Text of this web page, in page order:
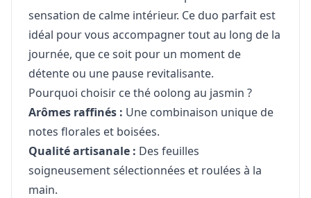
sensation de calme intérieur. Ce duo parfait est
idéal pour vous accompagner tout au long de la
journée, que ce soit pour un moment de
détente ou une pause revitalisante.
Pourquoi choisir ce thé oolong au jasmin ?
Arômes raffinés : Une combinaison unique de
notes florales et boisées.
Qualité artisanale : Des feuilles
soigneusement sélectionnées et roulées à la
main.